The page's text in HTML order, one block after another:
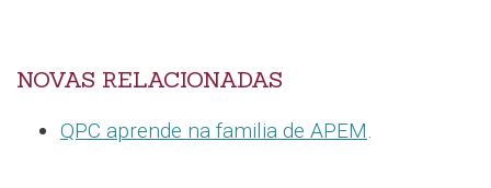
NOVAS RELACIONADAS
QPC aprende na familia de APEM.